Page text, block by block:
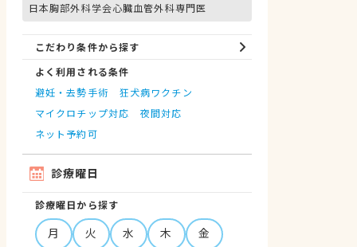
日本胸部外科学会心臓血管外科専門医
こだわり条件から探す
よく利用される条件
避妊・去勢手術
狂犬病ワクチン
マイクロチップ対応
夜間対応
ネット予約可
診療曜日
診療曜日から探す
月 火 水 木
金